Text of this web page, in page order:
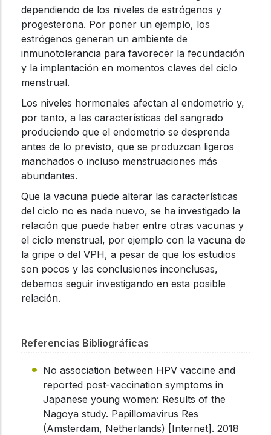
dependiendo de los niveles de estrógenos y
progesterona. Por poner un ejemplo, los
estrógenos generan un ambiente de
inmunotolerancia para favorecer la fecundación
y la implantación en momentos claves del ciclo
menstrual.
Los niveles hormonales afectan al endometrio y,
por tanto, a las características del sangrado
produciendo que el endometrio se desprenda
antes de lo previsto, que se produzcan ligeros
manchados o incluso menstruaciones más
abundantes.
Que la vacuna puede alterar las características
del ciclo no es nada nuevo, se ha investigado la
relación que puede haber entre otras vacunas y
el ciclo menstrual, por ejemplo con la vacuna de
la gripe o del VPH, a pesar de que los estudios
son pocos y las conclusiones inconclusas,
debemos seguir investigando en esta posible
relación.
Referencias Bibliográficas
No association between HPV vaccine and
reported post-vaccination symptoms in
Japanese young women: Results of the
Nagoya study. Papillomavirus Res
(Amsterdam, Netherlands) [Internet]. 2018